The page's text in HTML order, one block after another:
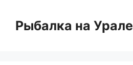
содержимому
Рыбалка на Урале